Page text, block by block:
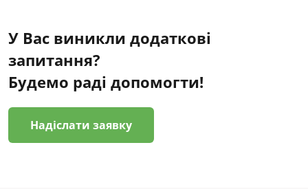
У Вас виникли додаткові
запитання?
Будемо раді допомогти!
Надіслати заявку